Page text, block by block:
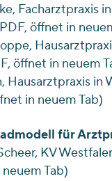
Facharztpraxis in
öffnet in
öffnet in neuem
Hausarztpraxis in
in neuem Tab)
für
KV
Tab)